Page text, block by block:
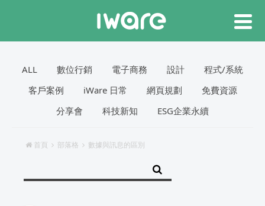
ALL 數位行銷 電子商務 設計
程式/系統
客戶案例
iWare 日常 網頁規劃
免費資源
分享會
科技新知 ESG企業永續
首頁 部落格 數據與訊息的區別